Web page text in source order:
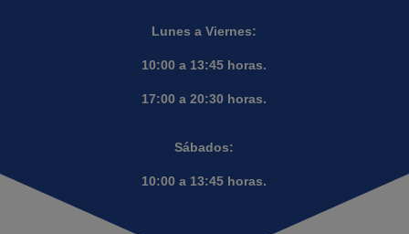
Lunes a Viernes:
10:00 a 13:45 horas.
17:00 a 20:30 horas.
Sábados:
10:00 a 13:45 horas.